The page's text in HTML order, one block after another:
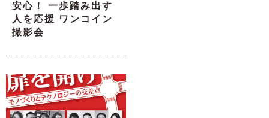
安心！ 一歩踏み出す
人を応援 ワンコイン
撮影会